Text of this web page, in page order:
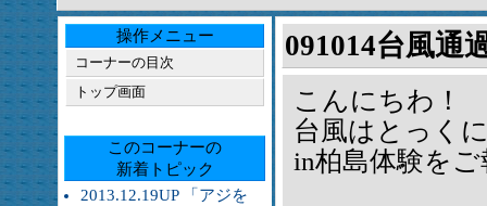
操作メニュー
コーナーの目次
トップ画面
このコーナーの
新着トピック
2013.12.19UP 「アジを
091014台風通
こんにちわ！
台風はとっく
in柏島体験を